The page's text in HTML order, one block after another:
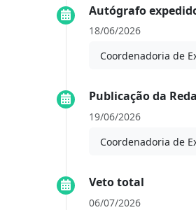
Autógrafo
18/06/2026
Coordenadoria de
Publicação da
19/06/2026
Coordenadoria de
Veto total
06/07/2026